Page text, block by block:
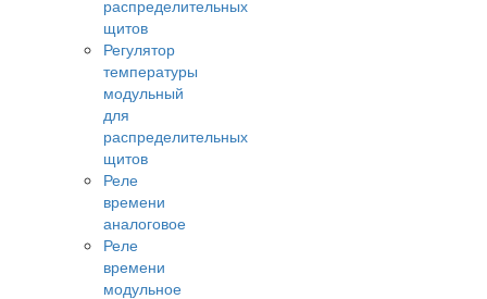
распределительных
щитов
Регулятор
температуры
модульный
для
распределительных
щитов
Реле
времени
аналоговое
Реле
времени
модульное